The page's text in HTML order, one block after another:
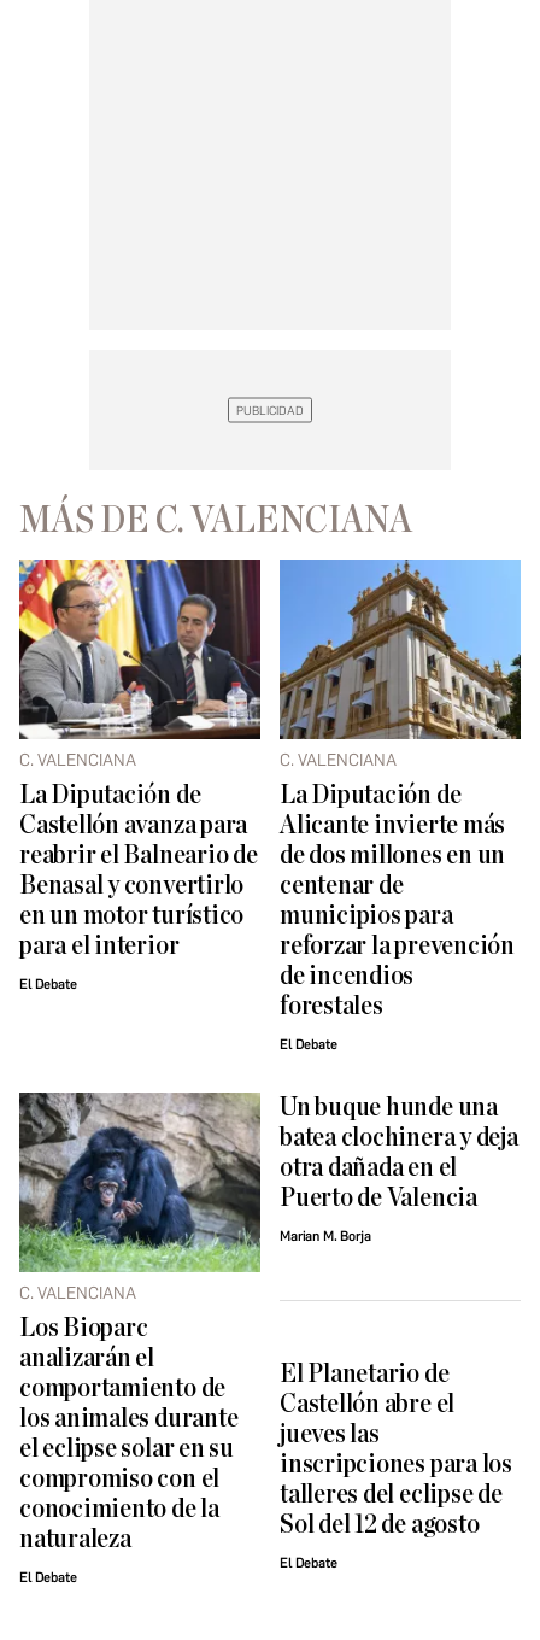
MÁS DE C. VALENCIANA
C. VALENCIANA
La Diputación de
Castellón avanza para
reabrir el Balneario de
Benasal y convertirlo
en un motor turístico
para el interior
El Debate
C. VALENCIANA
La Diputación de
Alicante invierte más
de dos millones en un
centenar de
municipios para
reforzar la prevención
de incendios
forestales
El Debate
C. VALENCIANA
Los Bioparc
analizarán el
comportamiento de
los animales durante
el eclipse solar en su
compromiso con el
conocimiento de la
naturaleza
El Debate
Un buque hunde una
batea clochinera y deja
otra dañada en el
Puerto de Valencia
Marian M. Borja
El Planetario de
Castellón abre el
jueves las
inscripciones para los
talleres del eclipse de
Sol del 12 de agosto
El Debate